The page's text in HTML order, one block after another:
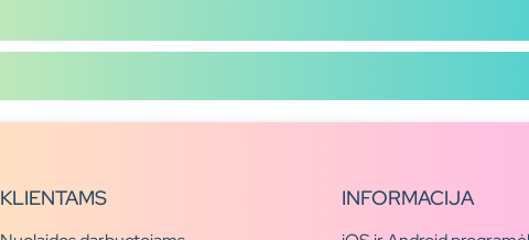
KLIENTAMS INFORMACIJA